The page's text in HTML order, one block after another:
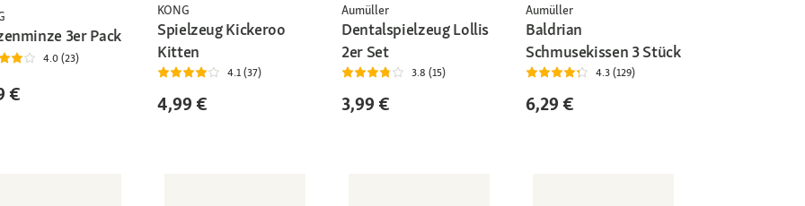
3er Pack
4.0 (23)
€
KONG
Spielzeug Kickeroo
Kitten
4.1 (37)
4,99 €
Aumüller
Dentalspielzeug Lollis
2er Set
3.8 (15)
3,99 €
Aumüller
Baldrian
Schmusekissen 3 Stück
4.3 (129)
6,29 €